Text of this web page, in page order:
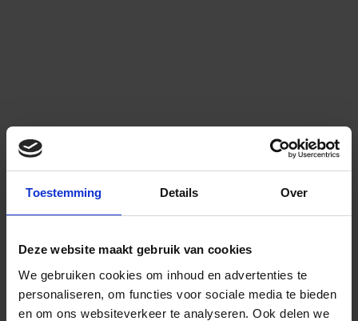
Toestemming Details Over
Deze website maakt gebruik van cookies
We gebruiken cookies om inhoud en advertenties te
personaliseren, om functies voor sociale media te bieden
en om ons websiteverkeer te analyseren. Ook delen we